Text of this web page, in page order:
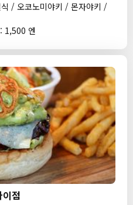
/ 오코노미야키 / 몬자야키 /
1,500 엔
점